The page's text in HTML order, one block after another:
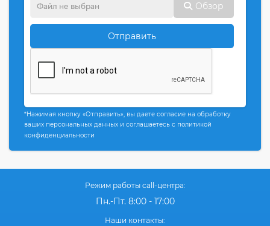
Обзор
Отправить
*Нажимая кнопку «Отправить», вы даете согласие на обработку
ваших персональных данных и соглашаетесь с политикой
конфиденциальности
Режим работы call-центра:
Пн.-Пт. 8:00 - 17:00
Наши контакты: